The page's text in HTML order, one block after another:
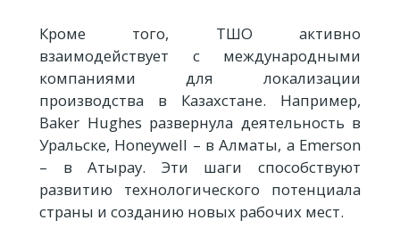
Кроме того, ТШО активно
взаимодействует с международными
компаниями для локализации
производства в Казахстане. Например,
Baker Hughes развернула деятельность в
Уральске, Honeywell – в Алматы, а Emerson
– в Атырау. Эти шаги способствуют
развитию технологического потенциала
страны и созданию новых рабочих мест.